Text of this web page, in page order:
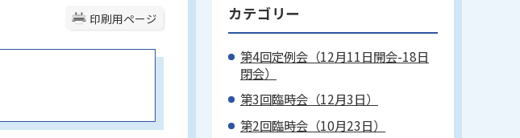
印刷用ページ カテゴリー
第4回定例会（12月11日開会-18日
閉会）
第3回臨時会（12月3日）
第2回臨時会（10月23日）